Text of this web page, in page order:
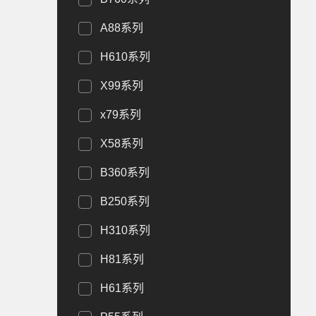
A88系列
H610系列
X99系列
x79系列
X58系列
B360系列
B250系列
H310系列
H81系列
H61系列